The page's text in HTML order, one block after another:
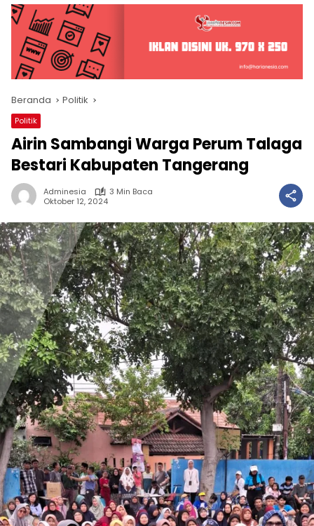
Beranda Politik
Politik
Airin Sambangi Warga Perum Talaga
Bestari Kabupaten Tangerang
Adminesia
3 Min Baca
Oktober 12, 2024